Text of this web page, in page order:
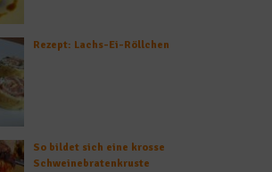
Rezept: Lachs-Ei-Röllchen
So bildet sich eine krosse
Schweinebratenkruste